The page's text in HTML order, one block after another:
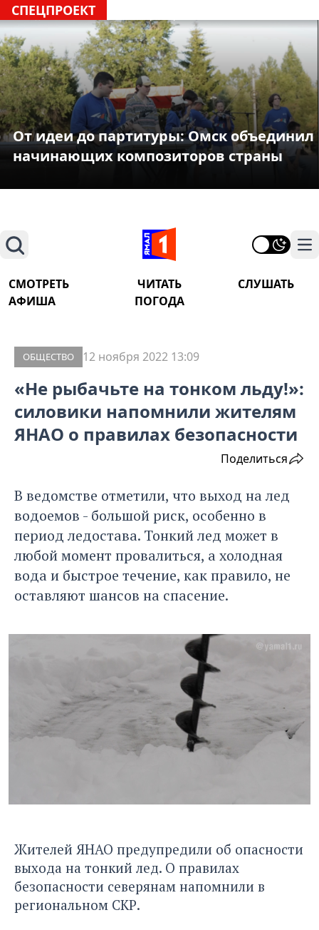
СПЕЦПРОЕКТ
От идеи до партитуры: Омск объединил
начинающих композиторов страны
Поиск
СМОТРЕТЬ ЧИТАТЬ
СЛУШАТЬ
АФИША
ПОГОДА
ОБЩЕСТВО 12 ноября 2022 13:09
«Не рыбачьте на тонком льду!»:
силовики напомнили жителям
ЯНАО о правилах безопасности
Поделиться
В ведомстве отметили, что выход на лед
водоемов - большой риск, особенно в
период ледостава. Тонкий лед может в
любой момент провалиться, а холодная
вода и быстрое течение, как правило, не
оставляют шансов на спасение.
Жителей ЯНАО предупредили об опасности
выхода на тонкий лед. О правилах
безопасности северянам напомнили в
региональном СКР.